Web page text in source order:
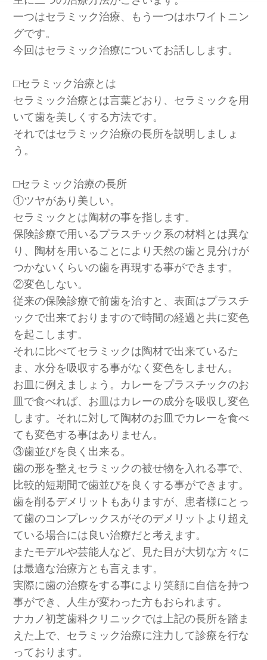
一つはセラミック治療、もう一つはホワイトニン
グです。
今回はセラミック治療についてお話しします。
⬜︎セラミック治療とは
セラミック治療とは言葉どおり、セラミックを用
いて歯を美しくする方法です。
それではセラミック治療の長所を説明しましょ
う。
⬜︎セラミック治療の長所
①ツヤがあり美しい。
セラミックとは陶材の事を指します。
保険診療で用いるプラスチック系の材料とは異な
り、陶材を用いることにより天然の歯と見分けが
つかないくらいの歯を再現する事ができます。
②変色しない。
従来の保険診療で前歯を治すと、表面はプラスチ
ックで出来ておりますので時間の経過と共に変色
を起こします。
それに比べてセラミックは陶材で出来ているた
ま、水分を吸収する事がなく変色をしません。
お皿に例えましょう。カレーをプラスチックのお
皿で食べれば、お皿はカレーの成分を吸収し変色
します。それに対して陶材のお皿でカレーを食べ
ても変色する事はありません。
③歯並びを良く出来る。
歯の形を整えセラミックの被せ物を入れる事で、
比較的短期間で歯並びを良くする事ができます。
歯を削るデメリットもありますが、患者様にとっ
て歯のコンプレックスがそのデメリットより超え
ている場合には良い治療だと考えます。
またモデルや芸能人など、見た目が大切な方々に
は最適な治療方とも言えます。
実際に歯の治療をする事により笑顔に自信を持つ
事ができ、人生が変わった方もおられます。
ナカノ初芝歯科クリニックでは上記の長所を踏ま
えた上で、セラミック治療に注力して診療を行な
っております。